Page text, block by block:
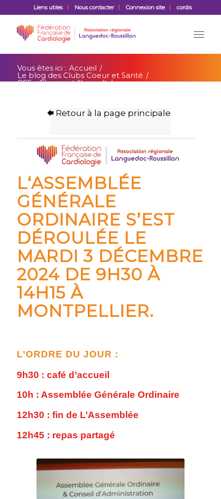
Liens utiles Nous contacter Connexion site cordis
Vous êtes ici : Accueil /
Le blog des Clubs Coeur et Santé /
CCS - Clermont l'herault /
Retour à la page principale
L‘ASSEMBLÉE
GÉNÉRALE
ORDINAIRE S’EST
DÉROULÉE LE
MARDI 3 DÉCEMBRE
2024 DE 9H30 À
14H15 À
MONTPELLIER.
L’ORDRE DU JOUR :
9h30 : café d’accueil
10h : Assemblée Générale Ordinaire
12h30 : fin de L’Assemblée
12h45 : repas partagé